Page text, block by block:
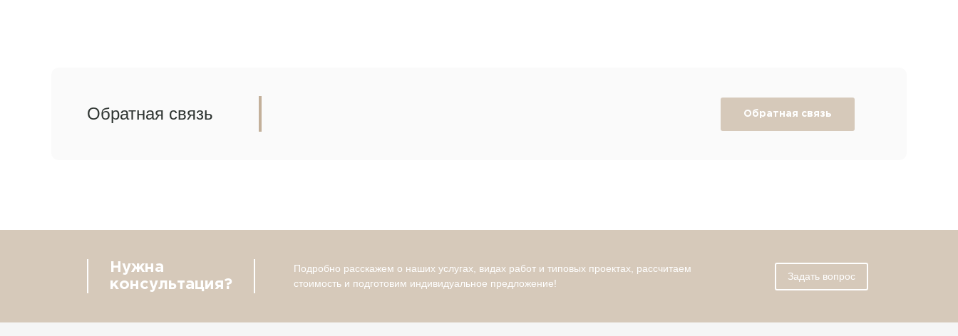
Обратная связь Обратная связь
Нужна
консультация?
Подробно расскажем о наших услугах, видах работ и типовых проектах, рассчитаем
стоимость и подготовим индивидуальное предложение!
Задать вопрос